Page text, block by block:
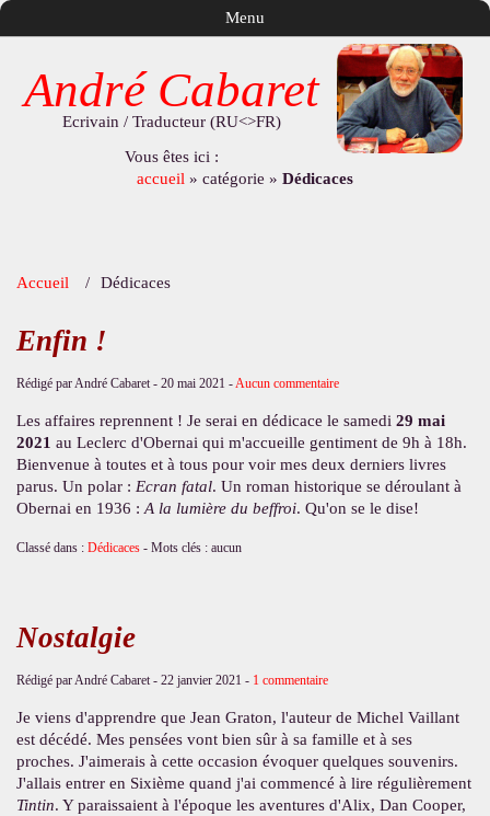
André Cabaret
Ecrivain / Traducteur (RU<>FR)
Vous êtes ici :
accueil » catégorie » Dédicaces
Menu
Accueil Dédicaces
Enfin !
Rédigé par André Cabaret - 20 mai 2021 - Aucun commentaire
Les affaires reprennent ! Je serai en dédicace le samedi 29 mai
2021 au Leclerc d'Obernai qui m'accueille gentiment de 9h à 18h.
Bienvenue à toutes et à tous pour voir mes deux derniers livres
parus. Un polar : Ecran fatal. Un roman historique se déroulant à
Obernai en 1936 : A la lumière du beffroi. Qu'on se le dise!
Classé dans : Dédicaces- Mots clés : aucun
Nostalgie
Rédigé par André Cabaret - 22 janvier 2021 - 1 commentaire
Je viens d'apprendre que Jean Graton, l'auteur de Michel Vaillant
est décédé. Mes pensées vont bien sûr à sa famille et à ses
proches. J'aimerais à cette occasion évoquer quelques souvenirs.
J'allais entrer en Sixième quand j'ai commencé à lire régulièrement
Tintin. Y paraissaient à l'époque les aventures d'Alix, Dan Cooper,